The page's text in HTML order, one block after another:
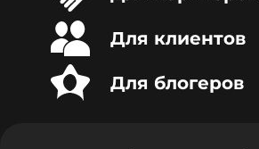
Для клиентов
Для блогеров